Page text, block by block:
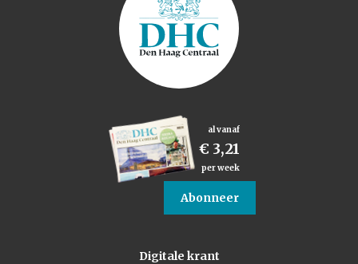
al vanaf
€ 3,21
per week
Abonneer
Digitale krant